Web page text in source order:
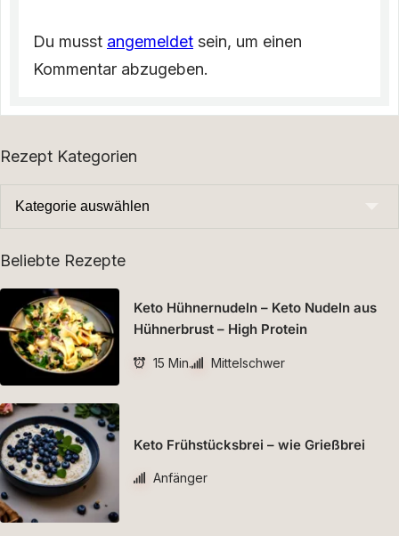
Du musst angemeldet sein, um einen
Kommentar abzugeben.
Rezept Kategorien
Beliebte Rezepte
Keto Hühnernudeln – Keto Nudeln aus
Hühnerbrust – High Protein
15 Min. Mittelschwer
Keto Frühstücksbrei – wie Grießbrei
Anfänger